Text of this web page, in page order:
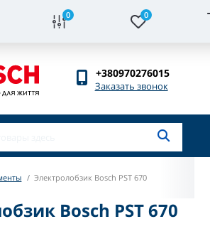
0 0
+380970276015
Заказать звонок
Электролобзик Bosch PST 670
Bosch PST 670